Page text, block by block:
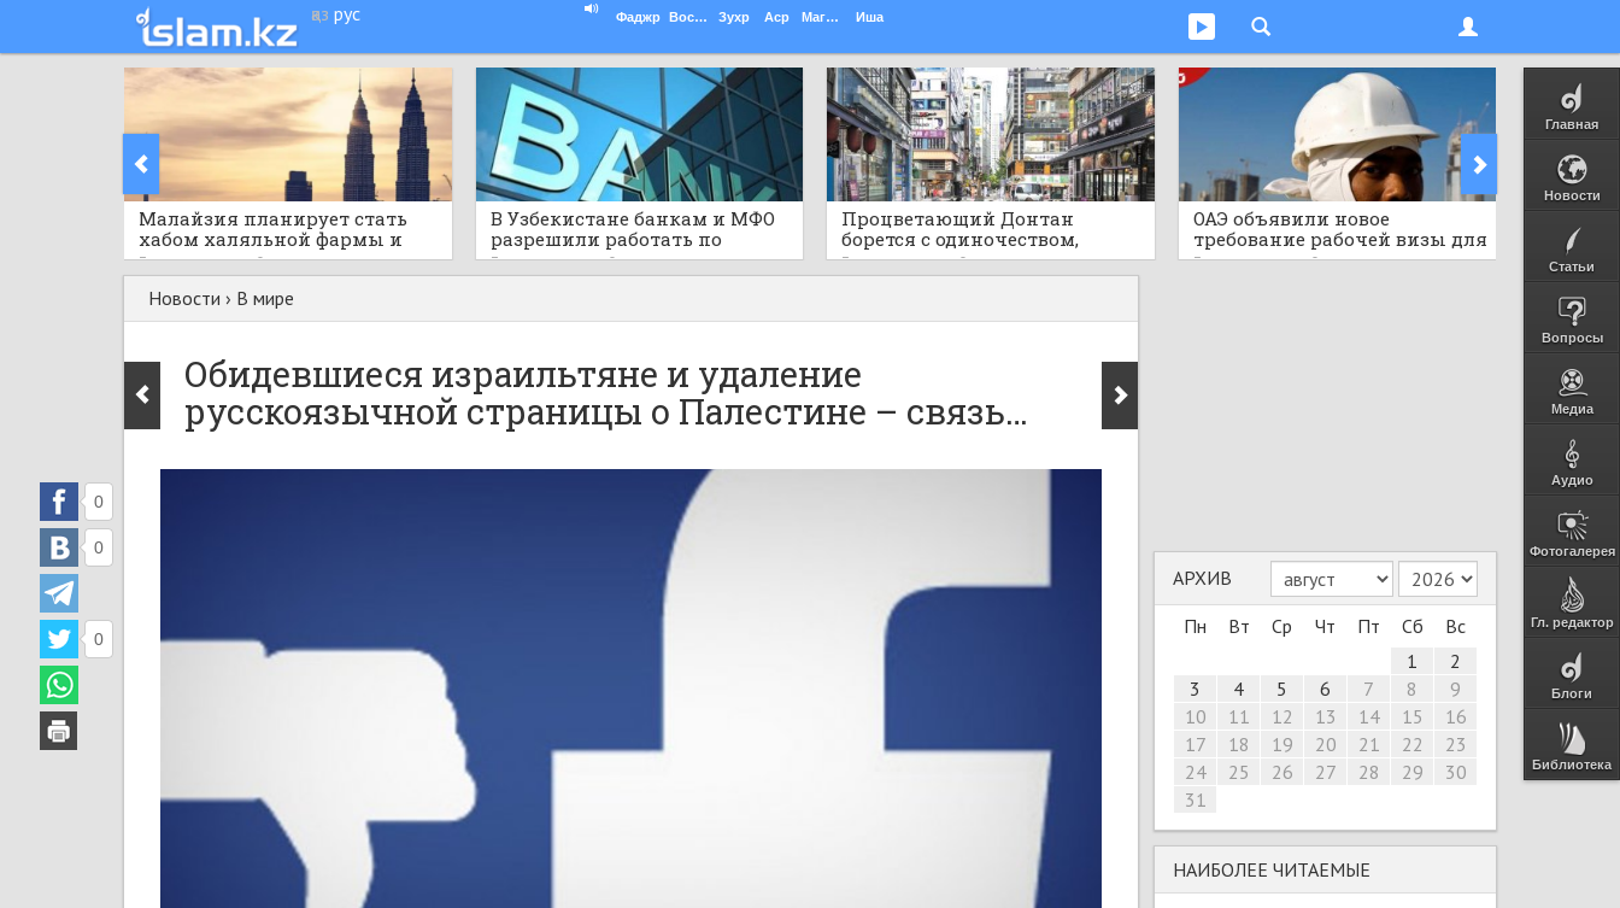
қаз рус Фаджр Восход Зухр Аср Магриб Иша
Главная
Новости
Статьи
Вопросы
Медиа
Аудио
Фотогалерея
Гл. редактор
Блоги
Библиотека
Малайзия планирует стать
хабом халяльной фармы и
здравоохранения АСЕАН
3 часа назад 0
В Узбекистане банкам и МФО
разрешили работать по
нормам шариата
3 часа назад 0
Процветающий Донтан
борется с одиночеством,
пустыми развлекательными
районами
3 часа назад 0
ОАЭ объявили новое
требование рабочей визы для
африканской страны,
3 часа назад 0
тигр
дикую
3 часа
Новости › В мире
Обидевшиеся израильтяне и удаление
русскоязычной страницы о Палестине – связь…
0
0
0
АРХИВ
Пн
Вт Ср Чт Пт Сб
Вс
1
2
3
4 5 6 7 8
9
10
11 12 13 14 15
16
17
18 19 20 21 22
23
24
25 26 27 28 29
30
31
НАИБОЛЕЕ ЧИТАЕМЫЕ